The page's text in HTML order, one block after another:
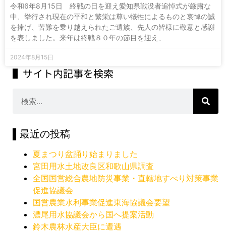
令和6年8月15日 終戦の日を迎え愛知県戦没者追悼式が厳粛な
中、挙行され現在の平和と繁栄は尊い犠牲によるものと哀悼の誠
を捧げ、苦難を乗り越えられたご遺族、先人の皆様に敬意と感謝
を表しました。来年は終戦８０年の節目を迎え、
2024年8月15日
▌サイト内記事を検索
▌最近の投稿
夏まつり盆踊り始まりました
宮田用水土地改良区和歌山県調査
全国国営総合農地防災事業・直轄地すべり対策事業
促進協議会
国営農業水利事業促進東海協議会要望
濃尾用水協議会から国へ提案活動
鈴木農林水産大臣に遭遇